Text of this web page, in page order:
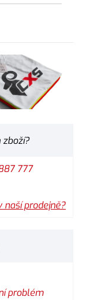
777
naší prodejně?
problém